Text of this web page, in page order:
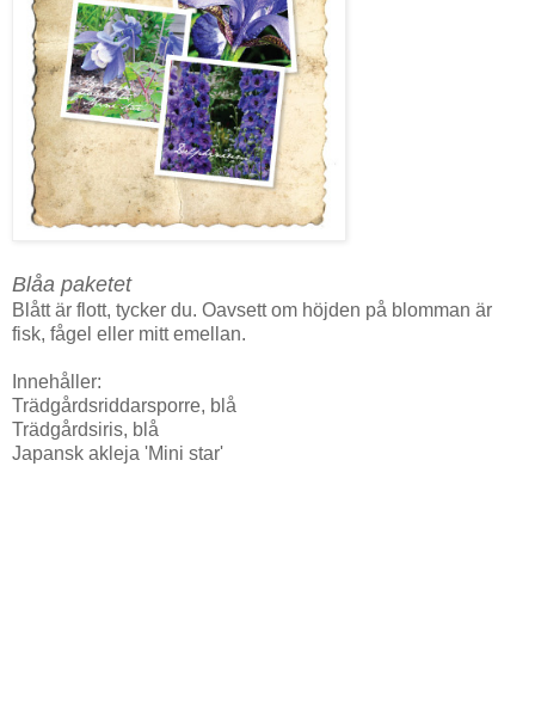
Blåa paketet
Blått är flott, tycker du. Oavsett om höjden på blomman är
fisk, fågel eller mitt emellan.
Innehåller:
Trädgårdsriddarsporre, blå
Trädgårdsiris, blå
Japansk akleja 'Mini star'